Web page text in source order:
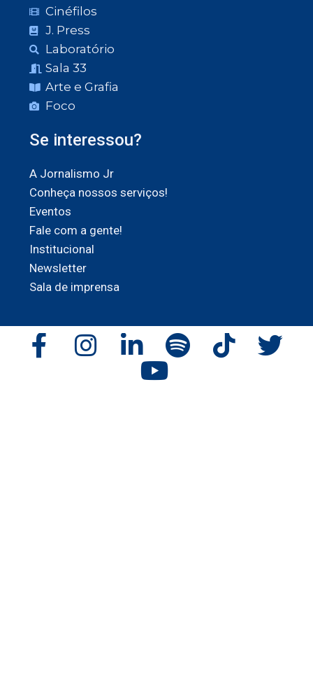
Cinéfilos
J. Press
Laboratório
Sala 33
Arte e Grafia
Foco
Se interessou?
A Jornalismo Jr
Conheça nossos serviços!
Eventos
Fale com a gente!
Institucional
Newsletter
Sala de imprensa